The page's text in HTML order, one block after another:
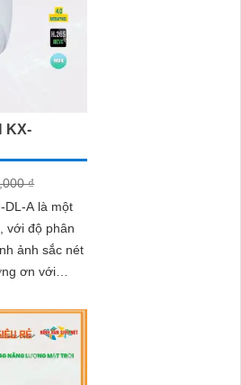
KX-
₫
DL-A là một
với độ phân
ảnh sắc nét